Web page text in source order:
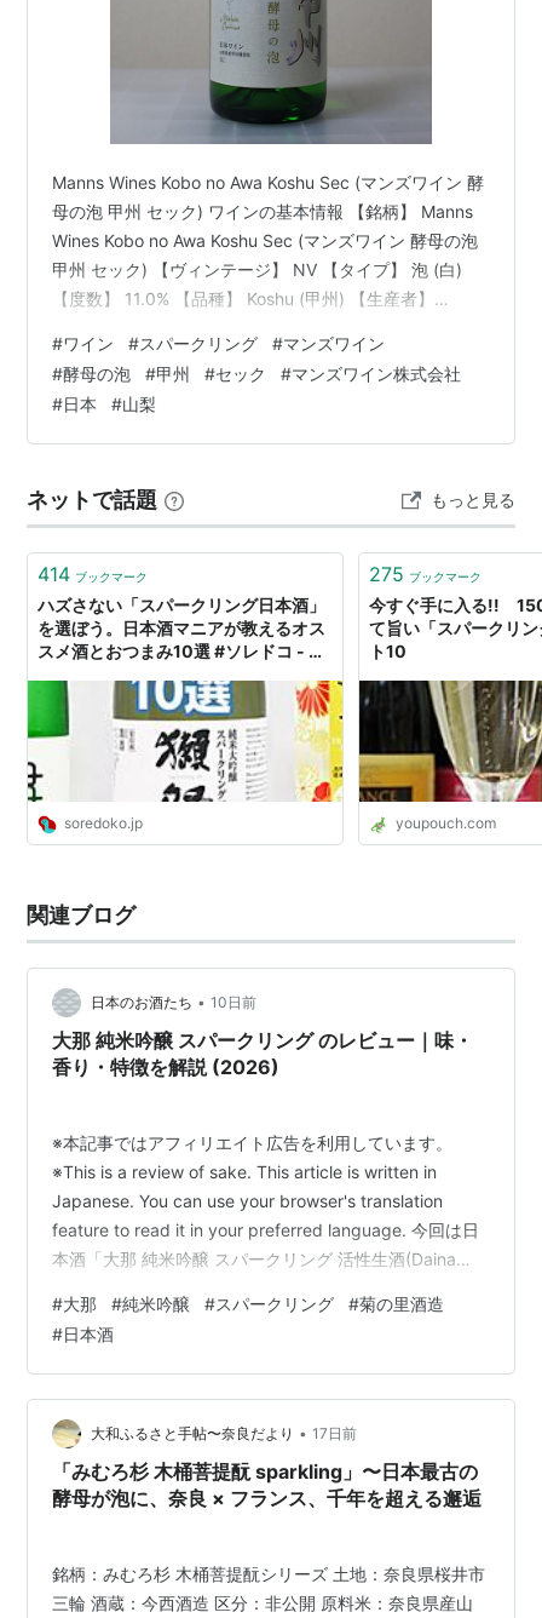
Manns Wines Kobo no Awa Koshu Sec (マンズワイン 酵
母の泡 甲州 セック) ワインの基本情報 【銘柄】 Manns
Wines Kobo no Awa Koshu Sec (マンズワイン 酵母の泡
甲州 セック) 【ヴィンテージ】 NV 【タイプ】 泡 (白)
【度数】 11.0% 【品種】 Koshu (甲州) 【生産者】
国】 Japan (日本) 【県名】 Yamanashi (山梨) 【品質分
類】 - 【購入価格】 ¥1,306 (720ml) 【評価】 (3.0) 購入
情報 T…
#ワイン #スパークリング #マンズワイン
#酵母の泡 #甲州 #セック #マンズワイン株式会社
#日本 #山梨
ネットで話題 もっと見る
414 ブックマーク
ハズさない「スパークリング日本酒」
を選ぼう。日本酒マニアが教えるオス
スメ酒とおつまみ10選 #ソレドコ - ソ
soredoko.jp
275 ブックマーク
今すぐ手に入る!!
て旨い「スパークリ
ト10
youpouch.com
関連ブログ
日本のお酒たち • 10日前
大那 純米吟醸 スパークリング のレビュー｜味・
香り・特徴を解説 (2026)
※本記事ではアフィリエイト広告を利用しています。
※This is a review of sake. This article is written in
Japanese. You can use your browser's translation
feature to read it in your preferred language. 今回は日
本酒「大那 純米吟醸 スパークリング 活性生酒(Daina
記事です 個人的な評価 香り：★★★★☆ 甘み：
★★★★☆ 酸味：★★★✭☆ (3.5 / …
#大那 #純米吟醸 #スパークリング #菊の里酒造
#日本酒
大和ふるさと手帖〜奈良だより • 17日前
「みむろ杉 木桶菩提酛 sparkling」〜日本最古の
酵母が泡に、奈良 × フランス、千年を超える邂逅
銘柄：みむろ杉 木桶菩提酛シリーズ 土地：奈良県桜井市
三輪 酒蔵：今西酒造 区分：非公開 原料米：奈良県産山